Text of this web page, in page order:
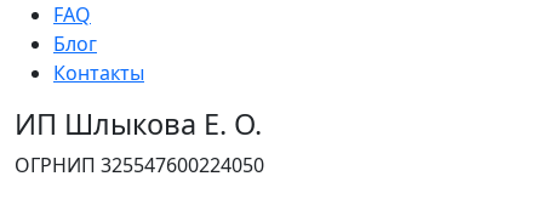
FAQ
Блог
Контакты
ИП Шлыкова Е. О.
ОГРНИП 325547600224050